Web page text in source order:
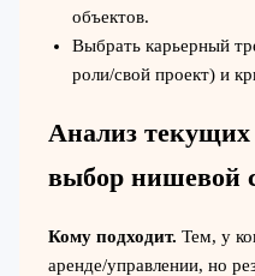
объектов.
Выбрать карьерный
роли/свой проект) и
Анализ
выбор нишевой
Кому подходит. Тем, у
аренде/управлении, но